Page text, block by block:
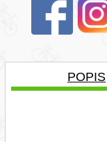
POPIS